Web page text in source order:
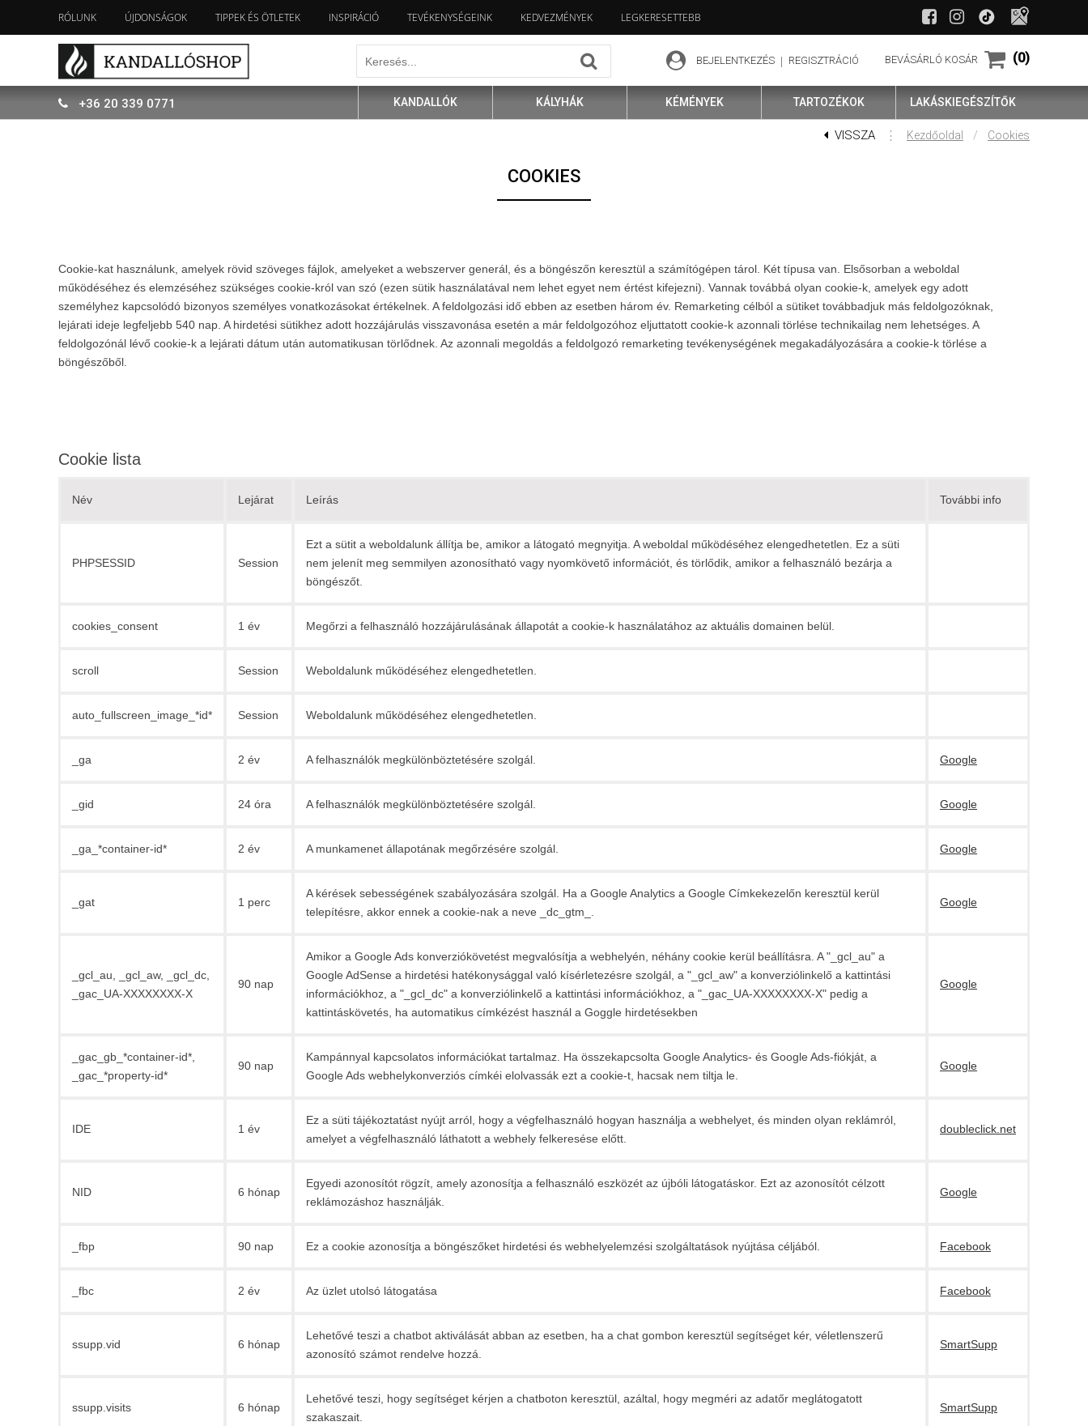
RÓLUNK ÚJDONSÁGOK TIPPEK ÉS ÖTLETEK INSPIRÁCIÓ TEVÉKENYSÉGEINK KEDVEZMÉNYEK LEGKERESETTEBB
KANDALLÓK KÁLYHÁK KÉMÉNYEK TARTOZÉKOK LAKÁSKIEGÉSZÍTŐK
BEJELENTKEZÉS REGISZTRÁCIÓ
+36 20 339 0771
BEVÁSÁRLÓ KOSÁR (0)
VISSZA ⋮ Kezdőoldal / Cookies
COOKIES
Cookie-kat használunk, amelyek rövid szöveges fájlok, amelyeket a webszerver generál, és a böngészőn keresztül a számítógépen tárol. Két típusa van. Elsősorban a weboldal
működéséhez és elemzéséhez szükséges cookie-król van szó (ezen sütik használatával nem lehet egyet nem értést kifejezni). Vannak továbbá olyan cookie-k, amelyek egy adott
személyhez kapcsolódó bizonyos személyes vonatkozásokat értékelnek. A feldolgozási idő ebben az esetben három év. Remarketing célból a sütiket továbbadjuk más feldolgozóknak,
lejárati ideje legfeljebb 540 nap. A hirdetési sütikhez adott hozzájárulás visszavonása esetén a már feldolgozóhoz eljuttatott cookie-k azonnali törlése technikailag nem lehetséges. A
feldolgozónál lévő cookie-k a lejárati dátum után automatikusan törlődnek. Az azonnali megoldás a feldolgozó remarketing tevékenységének megakadályozására a cookie-k törlése a
böngészőből.
Cookie lista
Név Lejárat Leírás További info
PHPSESSID Session
Ezt a sütit a weboldalunk állítja be, amikor a látogató megnyitja. A weboldal működéséhez elengedhetetlen. Ez a süti
nem jelenít meg semmilyen azonosítható vagy nyomkövető információt, és törlődik, amikor a felhasználó bezárja a
böngészőt.
cookies_consent 1 év Megőrzi a felhasználó hozzájárulásának állapotát a cookie-k használatához az aktuális domainen belül.
scroll Session Weboldalunk működéséhez elengedhetetlen.
auto_fullscreen_image_*id* Session Weboldalunk működéséhez elengedhetetlen.
_ga 2 év A felhasználók megkülönböztetésére szolgál. Google
_gid 24 óra A felhasználók megkülönböztetésére szolgál. Google
_ga_*container-id* 2 év A munkamenet állapotának megőrzésére szolgál. Google
_gat 1 perc
A kérések sebességének szabályozására szolgál. Ha a Google Analytics a Google Címkekezelőn keresztül kerül
telepítésre, akkor ennek a cookie-nak a neve _dc_gtm_
Google
_gcl_au, _gcl_aw, _gcl_dc,
_gac_UA-XXXXXXXX-X
90 nap
Amikor a Google Ads konverziókövetést megvalósítja a webhelyén, néhány cookie kerül beállításra. A "_gcl_au" a
Google AdSense a hirdetési hatékonysággal való kísérletezésre szolgál, a "_gcl_aw" a konverziólinkelő a kattintási
információkhoz, a "_gcl_dc" a konverziólinkelő a kattintási információkhoz, a "_gac_UA-XXXXXXXX-X" pedig a
kattintáskövetés, ha automatikus címkézést használ a Goggle hirdetésekben
Google
_gac_gb_*container-id*,
_gac_*property-id*
90 nap
Kampánnyal kapcsolatos információkat tartalmaz. Ha összekapcsolta Google Analytics- és Google Ads-fiókját, a
Google Ads webhelykonverziós címkéi elolvassák ezt a cookie-t, hacsak nem tiltja le.
Google
IDE 1 év
Ez a süti tájékoztatást nyújt arról, hogy a végfelhasználó hogyan használja a webhelyet, és minden olyan reklámról,
amelyet a végfelhasználó láthatott a webhely felkeresése előtt.
doubleclick.net
NID 6 hónap
Egyedi azonosítót rögzít, amely azonosítja a felhasználó eszközét az újbóli látogatáskor. Ezt az azonosítót célzott
reklámozáshoz használják.
Google
_fbp 90 nap Ez a cookie azonosítja a böngészőket hirdetési és webhelyelemzési szolgáltatások nyújtása céljából. Facebook
_fbc 2 év Az üzlet utolsó látogatása Facebook
ssupp.vid 6 hónap
Lehetővé teszi a chatbot aktiválását abban az esetben, ha a chat gombon keresztül segítséget kér, véletlenszerű
azonosító számot rendelve hozzá.
SmartSupp
ssupp.visits 6 hónap
Lehetővé teszi, hogy segítséget kérjen a chatboton keresztül, azáltal, hogy megméri az adatőr meglátogatott
szakaszait.
SmartSupp